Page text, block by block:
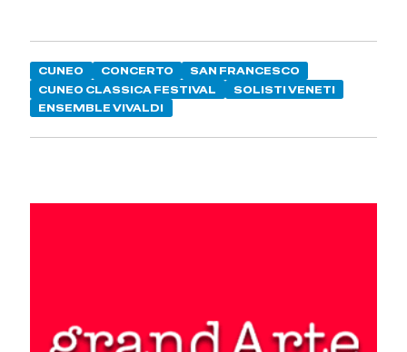
CUNEO CONCERTO
SAN FRANCESCO
CUNEO CLASSICA FESTIVAL
SOLISTI VENETI
ENSEMBLE VIVALDI